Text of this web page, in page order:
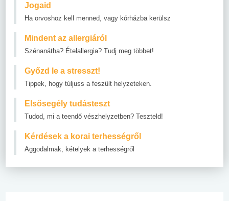
Jogaid
Ha orvoshoz kell menned, vagy kórházba kerülsz
Mindent az allergiáról
Szénanátha? Ételallergia? Tudj meg többet!
Győzd le a stresszt!
Tippek, hogy túljuss a feszült helyzeteken.
Elsősegély tudásteszt
Tudod, mi a teendő vészhelyzetben? Teszteld!
Kérdések a korai terhességről
Aggodalmak, kételyek a terhességről